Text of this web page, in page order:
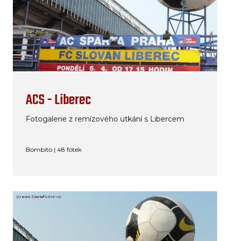
ACS - Liberec
Fotogalerie z remízového utkání s Libercem
Bombito | 48 fotek